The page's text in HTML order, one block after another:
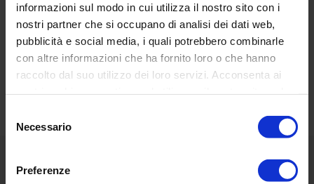
informazioni sul modo in cui utilizza il nostro sito con i
nostri partner che si occupano di analisi dei dati web,
pubblicità e social media, i quali potrebbero combinarle
con altre informazioni che ha fornito loro o che hanno
raccolto dal suo utilizzo dei loro servizi. Acconsenta ai
delNecessario
Preferenze
RECENSIONI DEI CLIENTI
Basata su 16 reviews Scrivi una recensione
Menú